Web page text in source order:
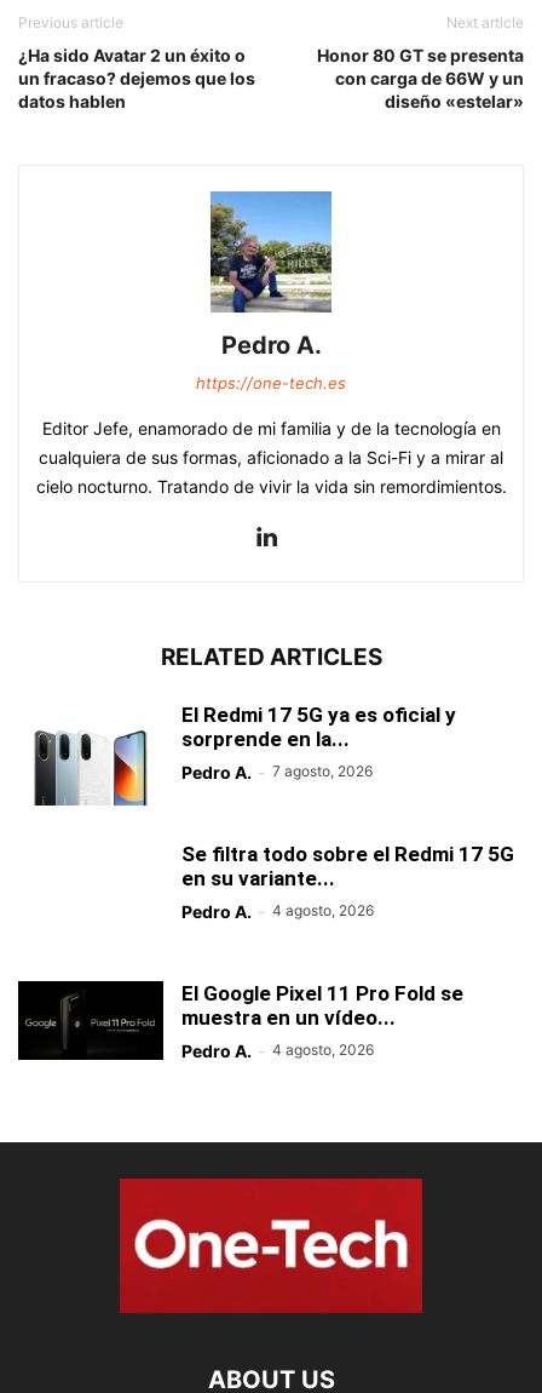
Previous article
¿Ha sido Avatar 2 un éxito o
un fracaso? dejemos que los
datos hablen
Next article
Honor 80 GT se presenta
con carga de 66W y un
diseño «estelar»
Pedro A.
https://one-tech.es
Editor Jefe, enamorado de mi familia y de la tecnología en
cualquiera de sus formas, aficionado a la Sci-Fi y a mirar al
cielo nocturno. Tratando de vivir la vida sin remordimientos.
RELATED ARTICLES
El Redmi 17 5G ya es oficial y
sorprende en la...
Pedro A. - 7 agosto, 2026
Se filtra todo sobre el Redmi 17 5G
en su variante...
Pedro A. - 4 agosto, 2026
El Google Pixel 11 Pro Fold se
muestra en un vídeo...
Pedro A. - 4 agosto, 2026
ABOUT US